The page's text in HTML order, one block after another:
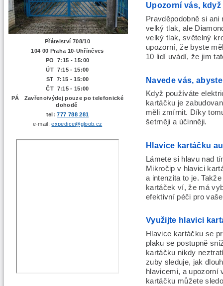
Přátelství 708/10
104 00 Praha 10-Uhříněves
PO 7:15 - 15:00
ÚT 7:15 - 15:00
ST 7:15 - 15:00
ČT 7:15 - 15:00
PÁ Zavřeno/výdej pouze po telefonické
dohodě
tel:777 788 281
e-mail:expedice@gloob.cz
Upozorní vás,
Pravděpodobně si
velký tlak, ale
velký tlak, světelný
upozorní, že byste
10 lidí uvádí, že jim
Navede vás,
Když používáte
kartáčku je
měli zmírnit. Díky
šetrněji a účinněji.
Hlavice kartáčku
Lámete si hlavu nad
Mikročip v hlavici
a intenzita to je.
kartáček ví, že má
efektivní péči pro
Využijte hlavici
Hlavice kartáčku se
plaku se postupně
kartáčku nikdy
zuby sleduje, jak
hlavicemi, a upozorní
kartáčku můžete